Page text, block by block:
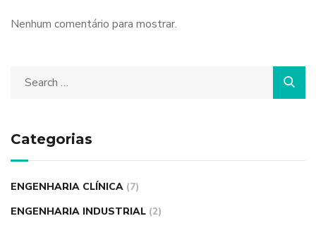
Nenhum comentário para mostrar.
Categorias
ENGENHARIA CLÍNICA (7)
ENGENHARIA INDUSTRIAL (2)